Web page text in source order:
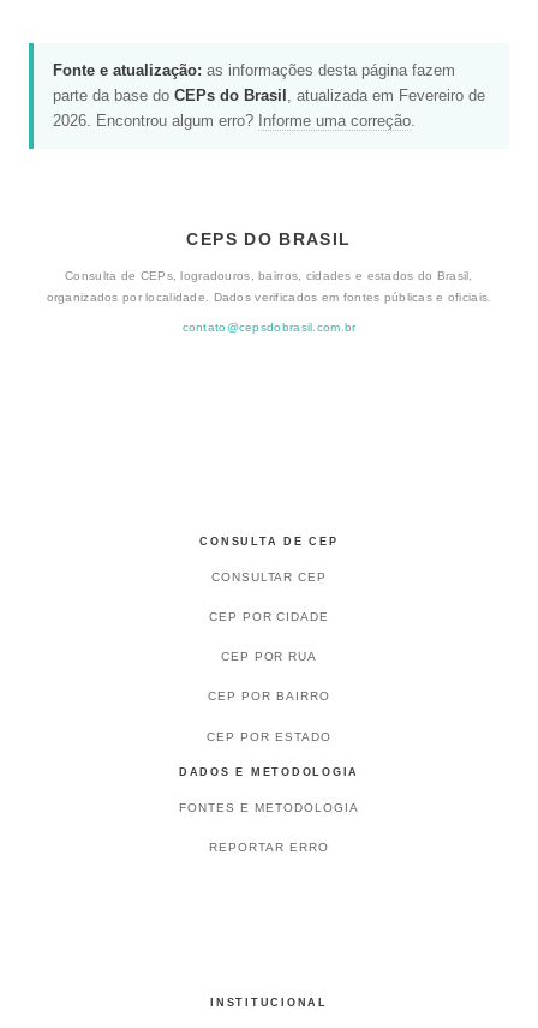
Fonte e atualização: as informações desta página fazem
parte da base do CEPs do Brasil , atualizada em Fevereiro de
2026. Encontrou algum erro? Informe uma correção.
CEPS DO BRASIL
Consulta de CEPs, logradouros, bairros, cidades e estados do Brasil,
organizados por localidade. Dados verificados em fontes públicas e oficiais.
contato@cepsdobrasil.com.br
CONSULTA DE CEP
CONSULTAR CEP
CEP POR CIDADE
CEP POR RUA
CEP POR BAIRRO
CEP POR ESTADO
DADOS E METODOLOGIA
FONTES E METODOLOGIA
REPORTAR ERRO
INSTITUCIONAL